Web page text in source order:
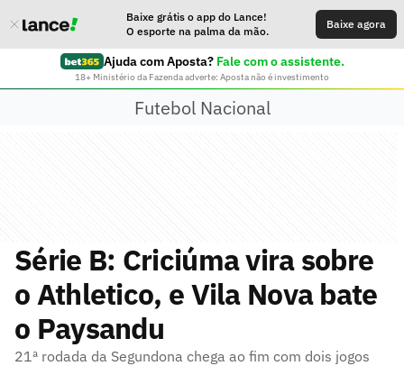
Baixe grátis o app do Lance!
O esporte na palma da mão.
Baixe agora
Ajuda com Aposta? Fale com o assistente.
18+ Ministério da Fazenda adverte: Aposta não é investimento
Futebol Nacional
Série B: Criciúma vira sobre
o Athletico, e Vila Nova bate
o Paysandu
21ª rodada da Segundona chega ao fim com dois jogos